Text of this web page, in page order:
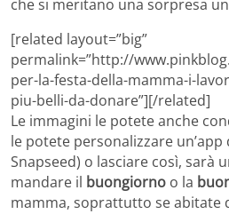
che si meritano una sorpresa
[related layout=”big”
permalink=”http://
per-la-festa-della-mamma-i-
piu-belli-da-donare”][/related]
Le immagini le potete anche
le potete personalizzare
Snapseed) o lasciare così, sarà
mandare il buongiorno o la
mamma, soprattutto se abitate